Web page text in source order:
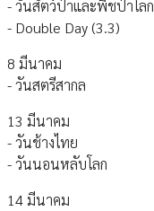
- วันสัตว์ป่าและพืชป่าโลก
- Double Day (3.3)
8 มีนาคม
- วันสตรีสากล
13 มีนาคม
- วันช้างไทย
- วันนอนหลับโลก
14 มีนาคม